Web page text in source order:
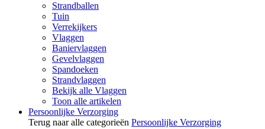
Strandballen
Tuin
Verrekijkers
Vlaggen
Baniervlaggen
Gevelvlaggen
Spandoeken
Strandvlaggen
Bekijk alle Vlaggen
Toon alle artikelen
Persoonlijke Verzorging
Terug naar alle categorieën Persoonlijke Verzorging